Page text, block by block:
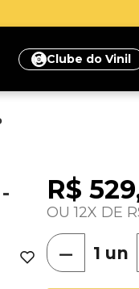
ganhe 5% de
Clube do Vinil
R$ 529
12
－